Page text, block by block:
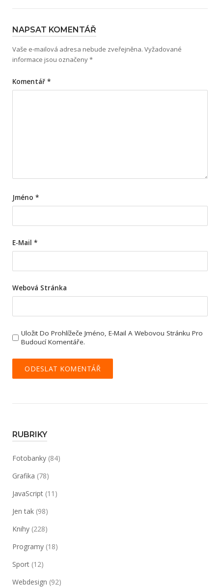
NAPSAT KOMENTÁŘ
Vaše e-mailová adresa nebude zveřejněna. Vyžadované
informace jsou označeny*
Komentář *
Jméno *
E-Mail *
Webová Stránka
Uložit Do Prohlížeče Jméno, E-Mail A Webovou Stránku Pro
Budoucí Komentáře.
RUBRIKY
Fotobanky (84)
Grafika (78)
JavaScript (11)
Jen tak (98)
Knihy (228)
Programy (18)
Sport (12)
Webdesign (92)